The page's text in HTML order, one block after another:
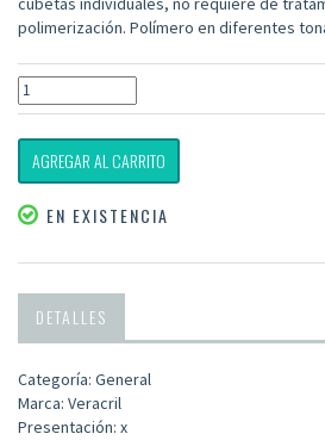
polimerización. Polímero en diferentes
AGREGAR AL CARRITO
EN EXISTENCIA
DETALLES
Categoría: General
Marca: Veracril
Presentación: x